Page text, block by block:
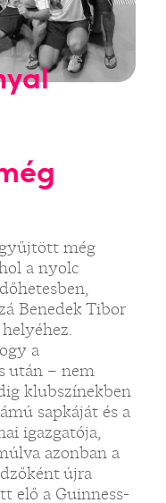
még
a nyolc
Benedek Tibor
a
után – nem
klubszínekben
sapkáját és a
igazgatója,
azonban a
újra
elő a Guinness-